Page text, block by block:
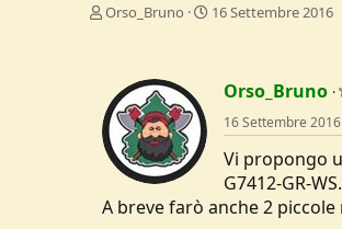
C
o
r
e
D
s
Orso_Bruno
D
i
16 Settembre 2016
Orso_Bruno
16 Settembre 2016
Vi propongo
G7412-GR-WS.
A breve farò anche 2 piccole